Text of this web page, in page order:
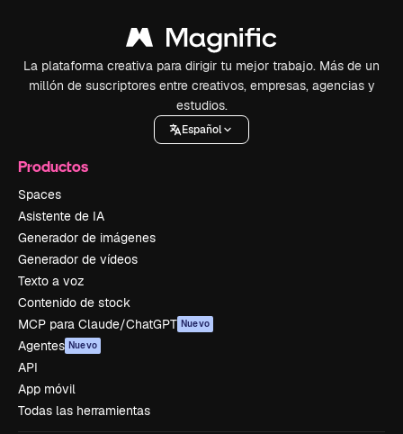
La plataforma creativa para dirigir tu mejor trabajo. Más de un
millón de suscriptores entre creativos, empresas, agencias y
estudios.
Español
Productos
Spaces
Asistente de IA
Generador de imágenes
Generador de vídeos
Texto a voz
Contenido de stock
MCP para Claude/ChatGPT Nuevo
Agentes Nuevo
API
App móvil
Todas las herramientas